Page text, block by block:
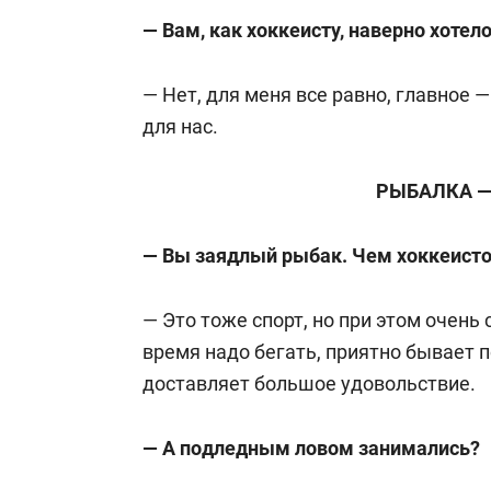
— Вам, как хоккеисту, наверно
— Нет, для меня все равно, главное
для нас.
РЫБАЛКА
— Вы заядлый рыбак. Чем
— Это тоже спорт, но при этом очень
время надо бегать, приятно бывает
доставляет большое удовольствие.
— А подледным ловом занимались?